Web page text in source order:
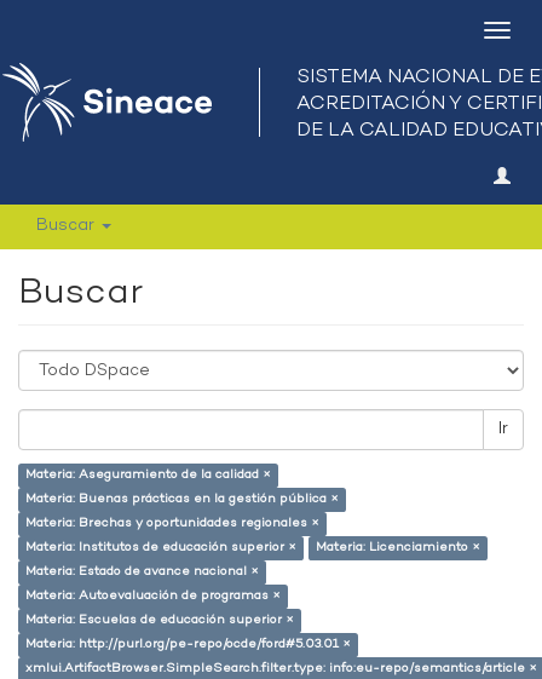
Buscar
Buscar
Ir
Materia: Aseguramiento de la calidad ×
Materia: Buenas prácticas en la gestión pública ×
Materia: Brechas y oportunidades regionales ×
Materia: Institutos de educación superior ×
Materia: Licenciamiento ×
Materia: Estado de avance nacional ×
Materia: Autoevaluación de programas ×
Materia: Escuelas de educación superior ×
Materia: http://purl.org/pe-repo/ocde/ford#5.03.01 ×
xmlui.ArtifactBrowser.SimpleSearch.filter.type: info:eu-repo/semantics/article ×